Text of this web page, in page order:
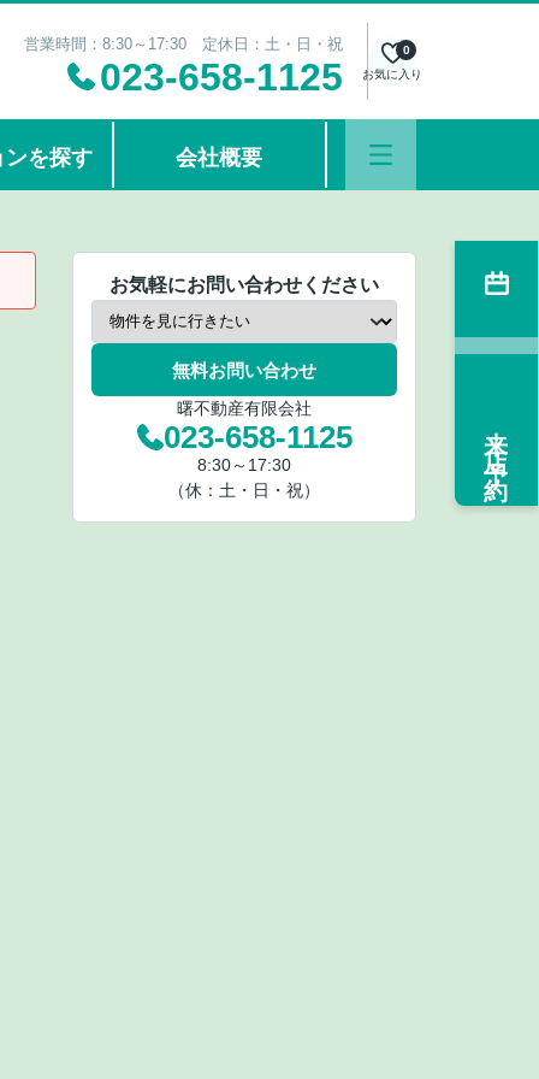
営業時間：8:30～17:30 定休日：土・日・祝
023-658-1125 お気に入り
0
ンを探す 会社概要
お気軽にお問い合わせください
無料お問い合わせ
曙不動産有限会社
023-658-1125
8:30～17:30
（休：土・日・祝）
来店予約